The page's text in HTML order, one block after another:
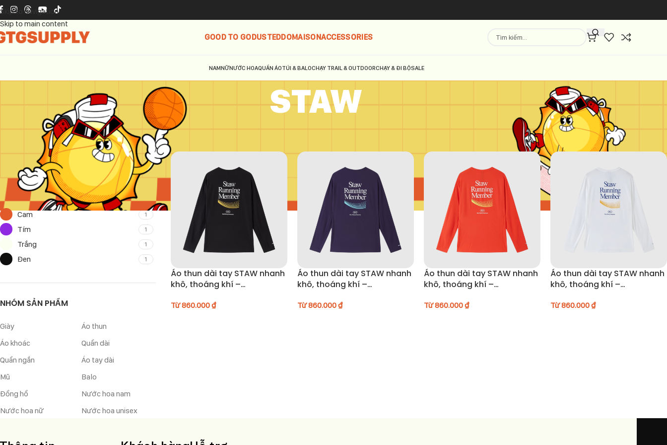
Skip to navigation
Skip to main content
GOOD TO GODUSTEDDOMAISONACCESSORIES
NAMNỮNƯỚC HOAQUẦN ÁOTÚI & BALOCHẠY TRAIL & OUTDOORCHẠY & ĐI BỘSALE
STAW
THƯƠNG HIỆU
4
MÀU SẮC
Cam 1
Tím 1
Trắng 1
Đen 1
NHÓM SẢN PHẨM
Giày
Áo thun
Áo khoác
Quần dài
Quần ngắn
Áo tay dài
Mũ
Balo
Đồng hồ
Nước hoa nam
Nước hoa nữ
Nước hoa unisex
Trang chủ STAW Hiển thị 9 12 18 24
Áo thun dài tay STAW nhanh
khô, thoáng khí –
Từ860.000₫
Áo thun dài tay STAW nhanh
khô, thoáng khí –
Từ860.000₫
Áo thun dài tay STAW nhanh
khô, thoáng khí –
Từ860.000₫
Áo thun dài tay STAW nhanh
khô, thoáng khí –
Từ860.000₫